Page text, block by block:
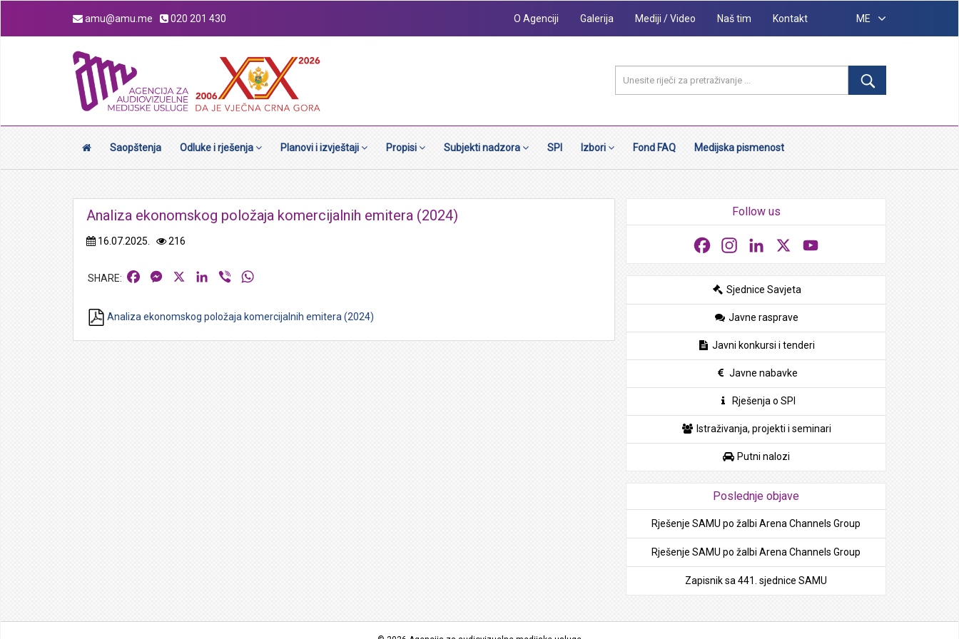
amu@amu.me 020 201 430 O Agenciji Galerija Mediji / Video Naš tim Kontakt ME
Saopštenja Odluke i rješenja Planovi i izvještaji Propisi Subjekti nadzora SPI Izbori Fond FAQ Medijska pismenost
Analiza ekonomskog položaja komercijalnih emitera (2024)
16.07.2025. 216
FacebookMessengerLinkedIn
Viber
Analiza ekonomskog položaja komercijalnih emitera (2024)
Follow us
FacebookInstagramLinkedIn
Sjednice Savjeta
Javne rasprave
Javni konkursi i tenderi
Javne nabavke
Rješenja o SPI
Istraživanja, projekti i seminari
Putni nalozi
Poslednje objave
Rješenje SAMU po žalbi Arena Channels Group
Rješenje SAMU po žalbi Arena Channels Group
Zapisnik sa 441. sjednice SAMU